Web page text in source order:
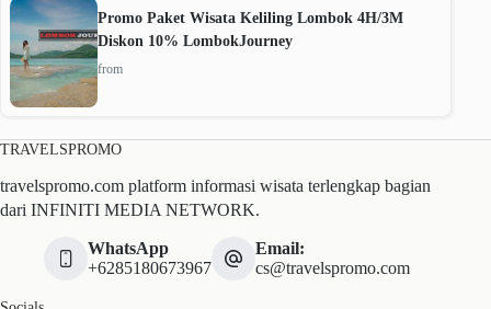
Promo Paket Wisata Keliling Lombok 4H/3M
Diskon 10% LombokJourney
from
TRAVELSPROMO
travelspromo.com platform informasi wisata terlengkap bagian
dari INFINITI MEDIA NETWORK.
WhatsApp
+6285180673967
Email:
cs@travelspromo.com